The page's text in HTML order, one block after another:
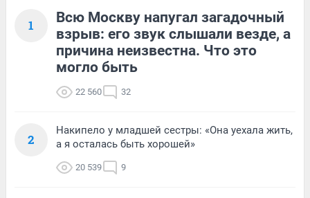
1
Всю Москву напугал загадочный
взрыв: его звук слышали везде, а
причина неизвестна. Что это
могло быть
22 560 32
2
Накипело у младшей сестры: «Она уехала жить,
а я осталась быть хорошей»
20 539 9